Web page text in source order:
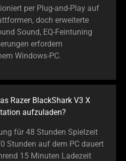
per Plug-and-Play auf
doch erweiterte
Sound, EQ-Feintuning
erfordern
Windows-PC.
Razer BlackShark V3 X
aufzuladen?
für 48 Stunden Spielzeit
Stunden auf dem PC dauert
15 Minuten Ladezeit